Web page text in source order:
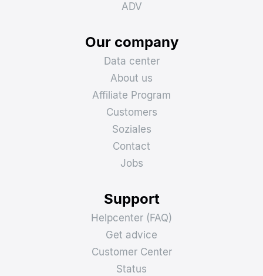
ADV
Our company
Data center
About us
Affiliate Program
Customers
Soziales
Contact
Jobs
Support
Helpcenter (FAQ)
Get advice
Customer Center
Status